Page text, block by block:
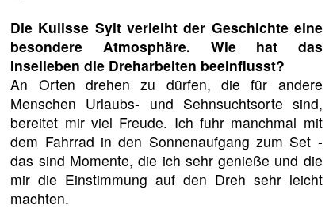
Die Kulisse Sylt verleiht der Geschichte eine
besondere Atmosphäre. Wie hat das
Inselleben die Dreharbeiten beeinflusst?
An Orten drehen zu dürfen, die für andere
Menschen Urlaubs- und Sehnsuchtsorte sind,
bereitet mir viel Freude. Ich fuhr manchmal mit
dem Fahrrad in den Sonnenaufgang zum Set -
das sind Momente, die ich sehr genieße und die
mir die Einstimmung auf den Dreh sehr leicht
machten.